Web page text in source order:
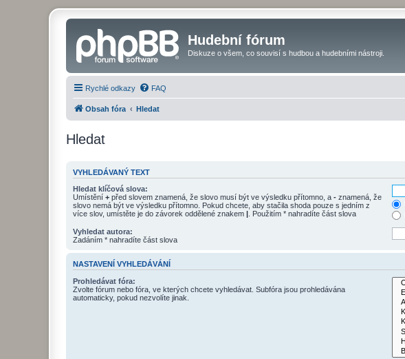
Hudební fórum
Diskuze o všem, co souvisí s hudbou a hudebními nástroji.
Rychlé odkazy FAQ
Obsah fóra Hledat
Hledat
VYHLEDÁVANÝ TEXT
Hledat klíčová slova:
Umístění + před slovem znamená, že slovo musí být ve výsledku přítomno, a - znamená, že
slovo nemá být ve výsledku přítomno. Pokud chcete, aby stačila shoda pouze s jedním z
více slov, umístěte je do závorek oddělené znakem | . Použitím * nahradíte část slova
Vyhledat autora:
Zadáním * nahradíte část slova
NASTAVENÍ VYHLEDÁVÁNÍ
Prohledávat fóra:
Zvolte fórum nebo fóra, ve kterých chcete vyhledávat. Subfóra jsou prohledávána
automaticky, pokud nezvolíte jinak.